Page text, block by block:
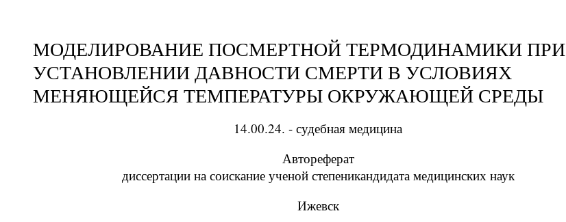
МОДЕЛИРОВАНИЕ ПОСМЕРТНОЙ ТЕРМОДИНАМИКИ ПРИ
УСТАНОВЛЕНИИ ДАВНОСТИ СМЕРТИ В УСЛОВИЯХ
МЕНЯЮЩЕЙСЯ ТЕМПЕРАТУРЫ ОКРУЖАЮЩЕЙ СРЕДЫ
14.00.24. - судебная медицина
Автореферат
диссертации на соискание ученой степеникандидата медицинских наук
Ижевск